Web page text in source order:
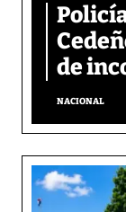
de
NACIONAL